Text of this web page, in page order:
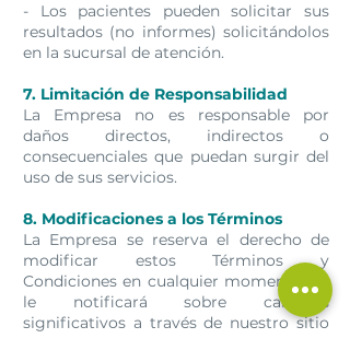
- Los pacientes pueden solicitar sus
resultados (no informes) solicitándolos
en la sucursal de atención.
7. Limitación de Responsabilidad
La Empresa no es responsable por
daños directos, indirectos o
consecuenciales que puedan surgir del
uso de sus servicios.
8. Modificaciones a los Términos
La Empresa se reserva el derecho de
modificar estos Términos y
Condiciones en cualquier momento. Se
le notificará sobre cambios
significativos a través de nuestro sitio